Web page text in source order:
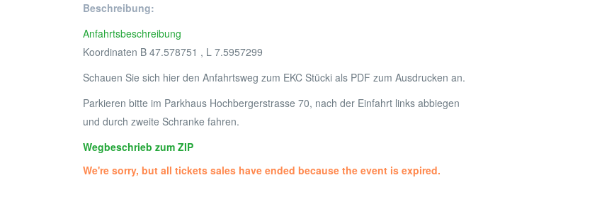
Beschreibung:
Anfahrtsbeschreibung
Koordinaten B 47.578751 , L 7.5957299
Schauen Sie sich hier den Anfahrtsweg zum EKC Stücki als PDF zum Ausdrucken an.
Parkieren bitte im Parkhaus Hochbergerstrasse 70, nach der Einfahrt links abbiegen
und durch zweite Schranke fahren.
Wegbeschrieb zum ZIP
We're sorry, but all tickets sales have ended because the event is expired.